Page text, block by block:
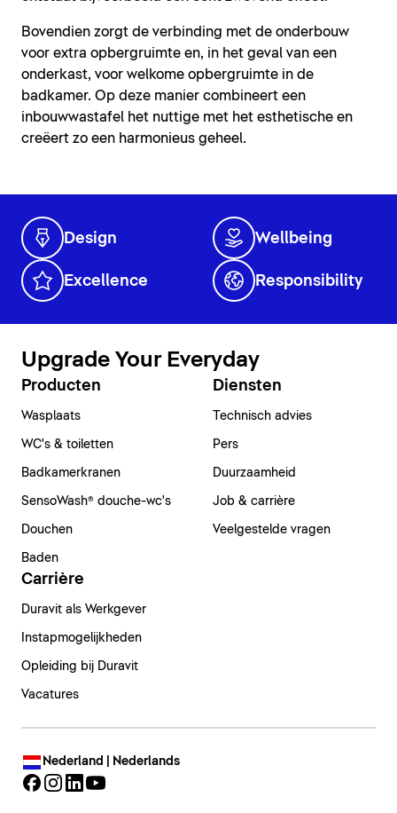
Bovendien zorgt de verbinding met de onderbouw
voor extra opbergruimte en, in het geval van een
onderkast, voor welkome opbergruimte in de
badkamer. Op deze manier combineert een
inbouwwastafel het nuttige met het esthetische en
creëert zo een harmonieus geheel.
Design Wellbeing
Excellence Responsibility
Upgrade Your Everyday
Producten
Wasplaats
WC's & toiletten
Badkamerkranen
SensoWash® douche-wc's
Douchen
Baden
Diensten
Technisch advies
Pers
Duurzaamheid
Job & carrière
Veelgestelde vragen
Carrière
Duravit als Werkgever
Instapmogelijkheden
Opleiding bij Duravit
Vacatures
Nederland | Nederlands